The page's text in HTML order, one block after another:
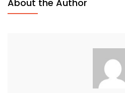
About the Author